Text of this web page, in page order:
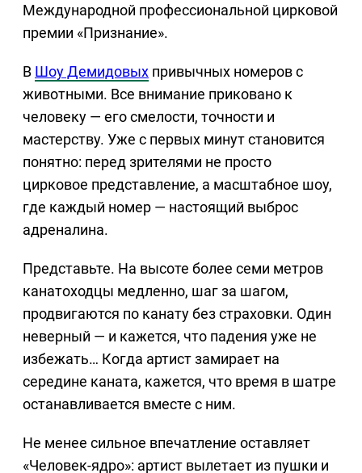
Международной профессиональной цирковой
премии «Признание».
В Шоу Демидовых привычных номеров с
животными. Все внимание приковано к
человеку — его смелости, точности и
мастерству. Уже с первых минут становится
понятно: перед зрителями не просто
цирковое представление, а масштабное шоу,
где каждый номер — настоящий выброс
адреналина.
Представьте. На высоте более семи метров
канатоходцы медленно, шаг за шагом,
продвигаются по канату без страховки. Один
неверный — и кажется, что падения уже не
избежать… Когда артист замирает на
середине каната, кажется, что время в шатре
останавливается вместе с ним.
Не менее сильное впечатление оставляет
«Человек-ядро»: артист вылетает из пушки и